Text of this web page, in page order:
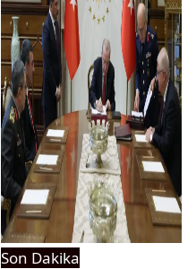
Son Dakika